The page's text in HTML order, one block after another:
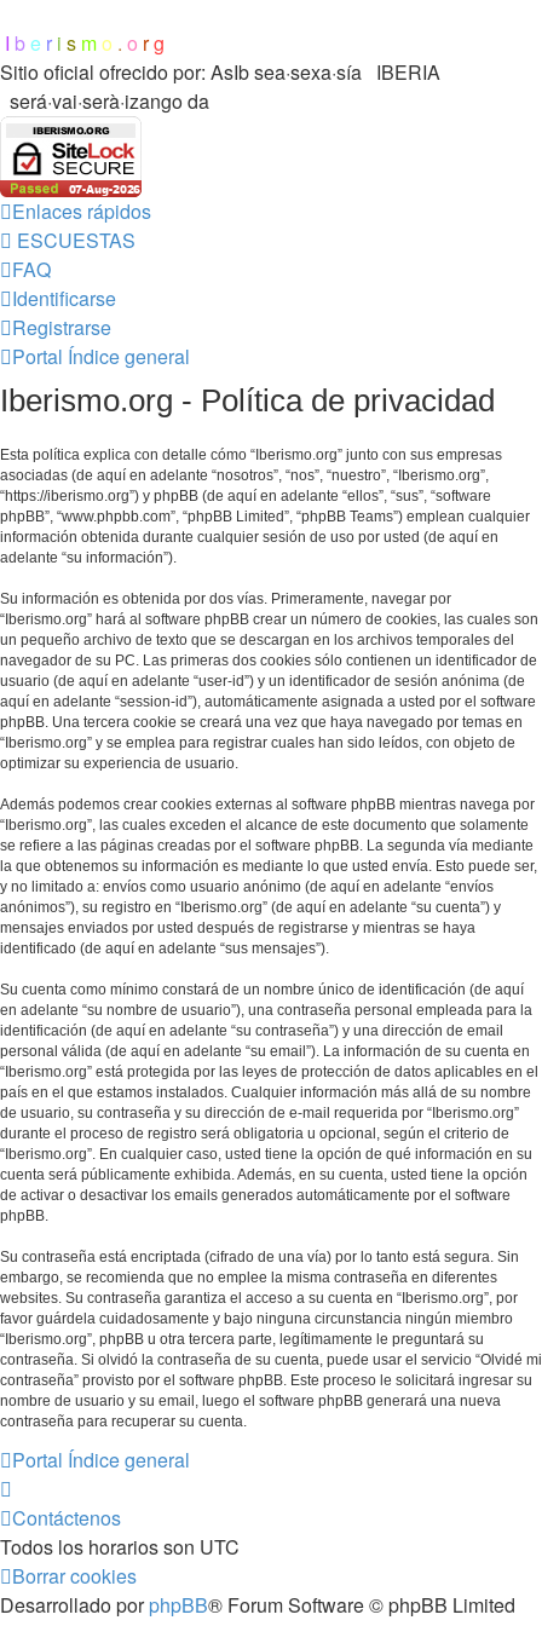
I be r i s mo . o rg
Sitio oficial ofrecido por: AsIbsea·sexa·sía IBERIA
será·vai·serà·izango da
Enlaces rápidos
ESCUESTAS
FAQ
Identificarse
Registrarse
Portal Índice general
Iberismo.org - Política de privacidad
Esta política explica con detalle cómo “Iberismo.org” junto con sus empresas
asociadas (de aquí en adelante “nosotros”, “nos”, “nuestro”, “Iberismo.org”,
“https://iberismo.org”) y phpBB (de aquí en adelante “ellos”, “sus”, “software
phpBB”, “www.phpbb.com”, “phpBB Limited”, “phpBB Teams”) emplean cualquier
información obtenida durante cualquier sesión de uso por usted (de aquí en
adelante “su información”).
Su información es obtenida por dos vías. Primeramente, navegar por
“Iberismo.org” hará al software phpBB crear un número de cookies, las cuales son
un pequeño archivo de texto que se descargan en los archivos temporales del
navegador de su PC. Las primeras dos cookies sólo contienen un identificador de
usuario (de aquí en adelante “user-id”) y un identificador de sesión anónima (de
aquí en adelante “session-id”), automáticamente asignada a usted por el software
phpBB. Una tercera cookie se creará una vez que haya navegado por temas en
“Iberismo.org” y se emplea para registrar cuales han sido leídos, con objeto de
optimizar su experiencia de usuario.
Además podemos crear cookies externas al software phpBB mientras navega por
“Iberismo.org”, las cuales exceden el alcance de este documento que solamente
se refiere a las páginas creadas por el software phpBB. La segunda vía mediante
la que obtenemos su información es mediante lo que usted envía. Esto puede ser,
y no limitado a: envíos como usuario anónimo (de aquí en adelante “envíos
anónimos”), su registro en “Iberismo.org” (de aquí en adelante “su cuenta”) y
mensajes enviados por usted después de registrarse y mientras se haya
identificado (de aquí en adelante “sus mensajes”).
Su cuenta como mínimo constará de un nombre único de identificación (de aquí
en adelante “su nombre de usuario”), una contraseña personal empleada para la
identificación (de aquí en adelante “su contraseña”) y una dirección de email
personal válida (de aquí en adelante “su email”). La información de su cuenta en
“Iberismo.org” está protegida por las leyes de protección de datos aplicables en el
país en el que estamos instalados. Cualquier información más allá de su nombre
de usuario, su contraseña y su dirección de e-mail requerida por “Iberismo.org”
durante el proceso de registro será obligatoria u opcional, según el criterio de
“Iberismo.org”. En cualquier caso, usted tiene la opción de qué información en su
cuenta será públicamente exhibida. Además, en su cuenta, usted tiene la opción
de activar o desactivar los emails generados automáticamente por el software
phpBB.
Su contraseña está encriptada (cifrado de una vía) por lo tanto está segura. Sin
embargo, se recomienda que no emplee la misma contraseña en diferentes
websites. Su contraseña garantiza el acceso a su cuenta en “Iberismo.org”, por
favor guárdela cuidadosamente y bajo ninguna circunstancia ningún miembro
“Iberismo.org”, phpBB u otra tercera parte, legítimamente le preguntará su
contraseña. Si olvidó la contraseña de su cuenta, puede usar el servicio “Olvidé mi
contraseña” provisto por el software phpBB. Este proceso le solicitará ingresar su
nombre de usuario y su email, luego el software phpBB generará una nueva
contraseña para recuperar su cuenta.
Portal Índice general
Contáctenos
Todos los horarios son UTC
Borrar cookies
Desarrollado porphpBB® Forum Software © phpBB Limited